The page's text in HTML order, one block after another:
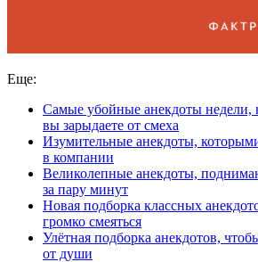
Еще:
Самые убойные анекдоты недели,
вы зарыдаете от смеха
Изумительные анекдоты,
в компании
Великолепные анекдоты,
за пару минут
Новая подборка классных
громко смеяться
Улётная подборка анекдотов,
от души